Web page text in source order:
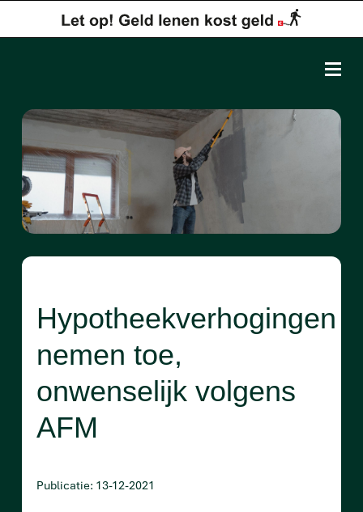
Hypotheekverhogingen
nemen toe,
onwenselijk volgens
AFM
Publicatie: 13-12-2021